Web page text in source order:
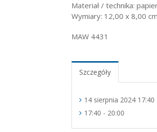
Materiał / technika:
Wymiary: 12,00 x 8,00 cm
MAW 4431
Szczegóły
14 sierpnia 2024
17:40 - 20:00